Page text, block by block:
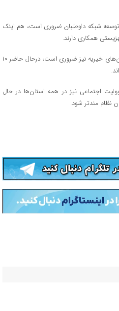
شبکه داوطلبان ضروری است، هم اینک
حسینی گفت: توسعه تشکل ها و انجمن‌های خیریه نیز ضروری است، درحال حاضر ۱۰
اجتماعی نیز در همه استان‌ها در حال
نظام مندتر شود.